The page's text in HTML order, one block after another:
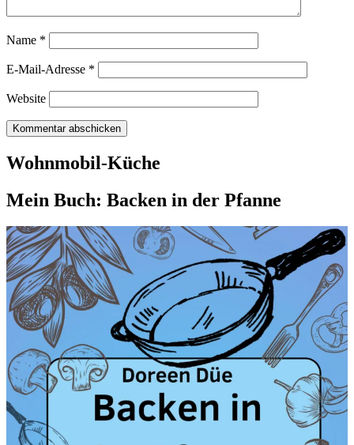
Name *
E-Mail-Adresse *
Website
Wohnmobil-Küche
Mein Buch: Backen in der Pfanne